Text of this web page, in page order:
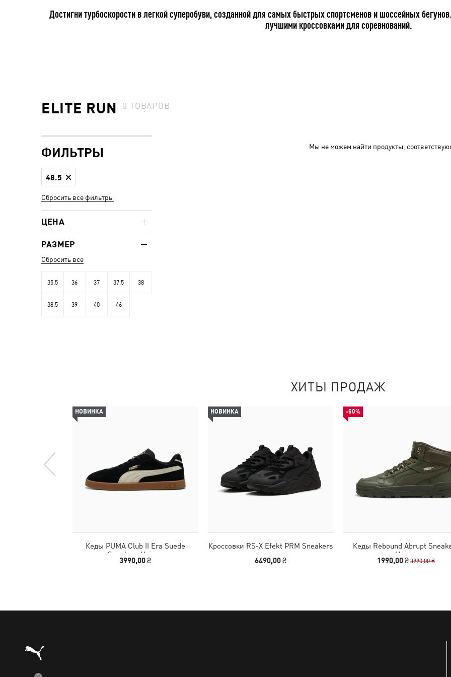
Достигни турбоскорости в легкой суперобуви, созданной для самых быстрых спортсменов и шоссейных
лучшими кроссовками для соревнований.
ELITE RUN 0 ТОВАРОВ
Мы не можем найти продукты,
ФИЛЬТРЫ
48.5
Сбросить все фильтры
ЦЕНА
РАЗМЕР
Сбросить все
35.5 36 37 37.5 38
38.5 39 40 46
ХИТЫ ПРОДАЖ
НОВИНКА
Кеды PUMA Club II Era Suede
Sneakers Unisex
3990,00 ₴
НОВИНКА
Кроссовки RS-X Efekt PRM Sneakers
6490,00 ₴
-50%
Кеды Rebound Abrupt
Unisex
1990,00 ₴3990,00 ₴